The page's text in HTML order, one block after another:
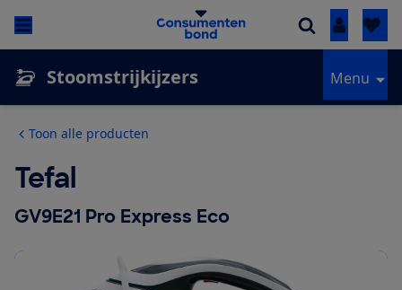
Inloggen
Stoomstrijkijzers Menu
Toon alle producten
Tefal
GV9E21 Pro Express Eco